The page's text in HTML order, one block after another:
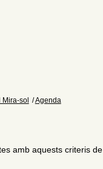
Mira-sol Agenda
amb aquests criteris